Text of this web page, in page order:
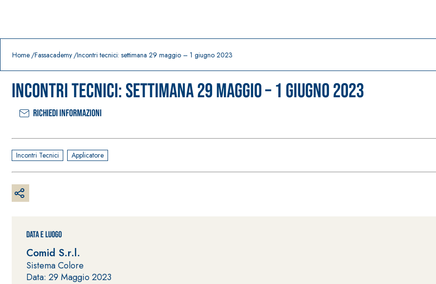
Home Fassacademy Incontri tecnici: settimana 29 maggio – 1 giugno 2023
Incontri tecnici: settimana 29 maggio – 1 giugno 2023
Richiedi informazioni
Incontri Tecnici Applicatore
Data e Luogo
Comid S.r.l.
Sistema Colore
Data: 29 Maggio 2023
Prodotti in primo piano